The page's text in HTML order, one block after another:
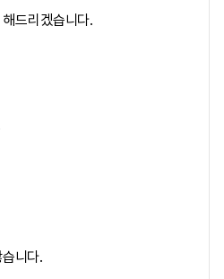
드리겠습니다.
니다.